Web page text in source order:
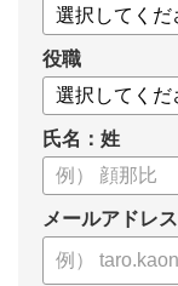
役職
氏名：姓
メールアドレス